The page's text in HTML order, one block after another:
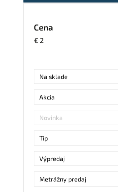
Cena
€ 2
Na sklade
Akcia
Novinka
Tip
Výpredaj
Metrážny predaj